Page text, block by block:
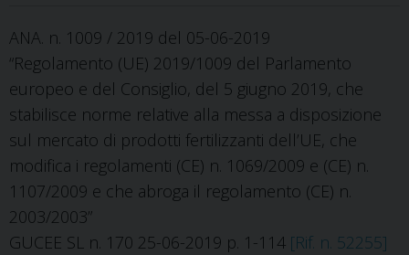
ANA. n. 1009 / 2019 del 05-06-2019
“Regolamento (UE) 2019/1009 del Parlamento
europeo e del Consiglio, del 5 giugno 2019, che
stabilisce norme relative alla messa a disposizione
sul mercato di prodotti fertilizzanti dell’UE, che
modifica i regolamenti (CE) n. 1069/2009 e (CE) n.
1107/2009 e che abroga il regolamento (CE) n.
2003/2003”
GUCEE SL n. 170 25-06-2019 p. 1-114 [Rif. n. 52255]